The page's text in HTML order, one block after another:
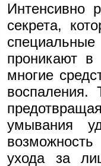
Интенсивно
секрета,
проникают
многие
умывания
ухода за